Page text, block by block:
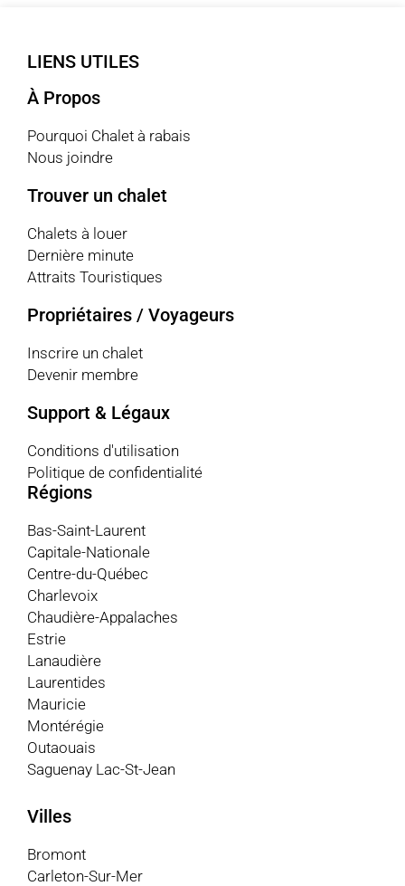
LIENS UTILES
À Propos
Pourquoi Chalet à rabais
Nous joindre
Trouver un chalet
Chalets à louer
Dernière minute
Attraits Touristiques
Propriétaires / Voyageurs
Inscrire un chalet
Devenir membre
Support & Légaux
Conditions d'utilisation
Politique de confidentialité
Régions
Bas-Saint-Laurent
Capitale-Nationale
Centre-du-Québec
Charlevoix
Chaudière-Appalaches
Estrie
Lanaudière
Laurentides
Mauricie
Montérégie
Outaouais
Saguenay Lac-St-Jean
Villes
Bromont
Carleton-Sur-Mer